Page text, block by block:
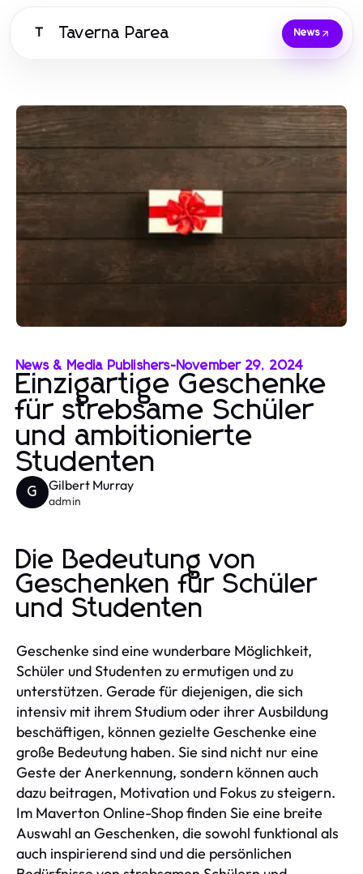
T Taverna Parea News
News & Media Publishers-November 29, 2024
Einzigartige Geschenke
für strebsame Schüler
und ambitionierte
Studenten
G Gilbert Murray
admin
Die Bedeutung von
Geschenken für Schüler
und Studenten
Geschenke sind eine wunderbare Möglichkeit,
Schüler und Studenten zu ermutigen und zu
unterstützen. Gerade für diejenigen, die sich
intensiv mit ihrem Studium oder ihrer Ausbildung
beschäftigen, können gezielte Geschenke eine
große Bedeutung haben. Sie sind nicht nur eine
Geste der Anerkennung, sondern können auch
dazu beitragen, Motivation und Fokus zu steigern.
Im Maverton Online-Shop finden Sie eine breite
Auswahl an Geschenken, die sowohl funktional als
auch inspirierend sind und die persönlichen